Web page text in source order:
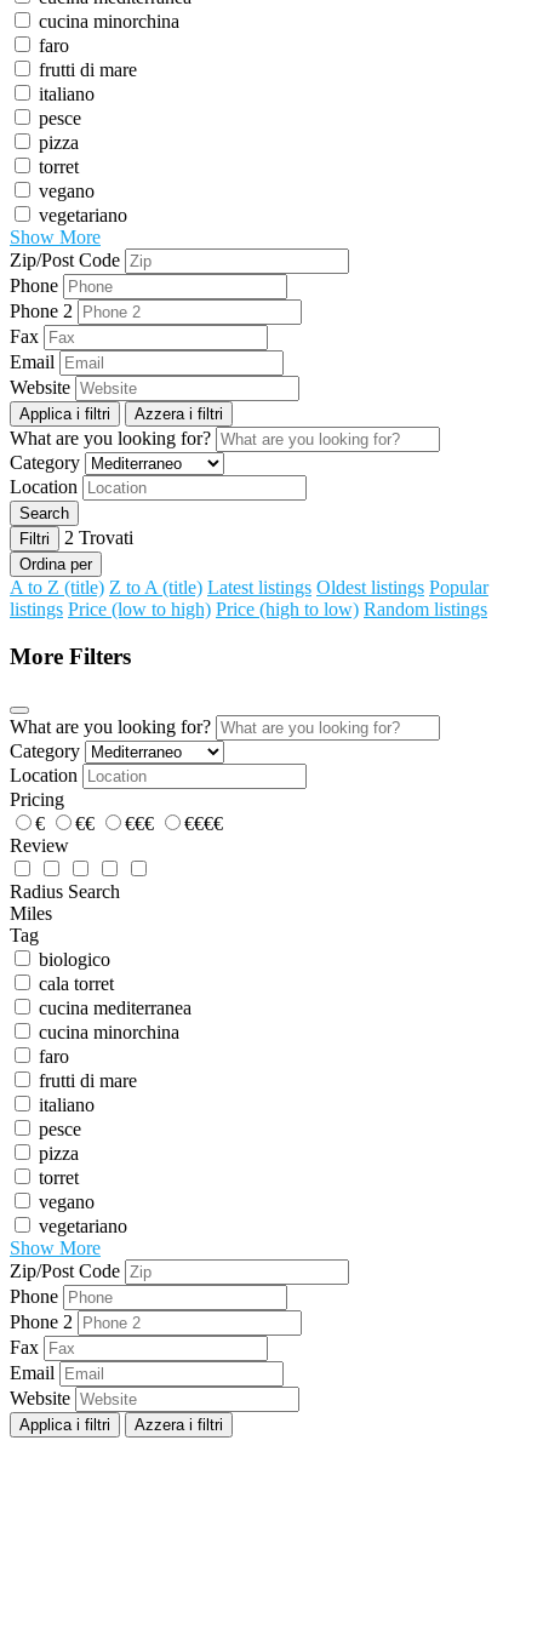
cucina minorchina
faro
frutti di mare
italiano
pesce
pizza
torret
vegano
vegetariano
Show More
Zip/Post Code
Phone
Phone 2
Fax
Email
Website
Applica i filtri Azzera i filtri
What are you looking for?
Category
Location
Search
Filtri
2 Trovati
Ordina per
A to Z (title) Z to A (title) Latest listings Oldest listings Popular
listings Price (low to high) Price (high to low) Random listings
More Filters
What are you looking for?
Category
Location
Pricing
€
€€ €€€
€€€€
Review
Radius Search
Miles
Tag
biologico
cala torret
cucina mediterranea
cucina minorchina
faro
frutti di mare
italiano
pesce
pizza
torret
vegano
vegetariano
Show More
Zip/Post Code
Phone
Phone 2
Fax
Email
Website
Applica i filtri Azzera i filtri